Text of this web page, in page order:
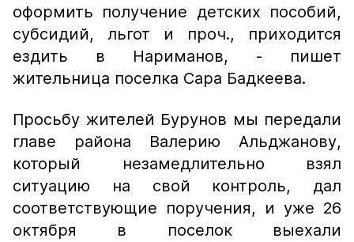
оформить получение детских пособий,
субсидий, льгот и проч., приходится
ездить в Нариманов, - пишет
жительница поселка Сара Бадкеева.
Просьбу жителей Бурунов мы передали
главе района Валерию Альджанову,
который незамедлительно взял
ситуацию на свой контроль, дал
соответствующие поручения, и уже 26
октября в поселок выехали